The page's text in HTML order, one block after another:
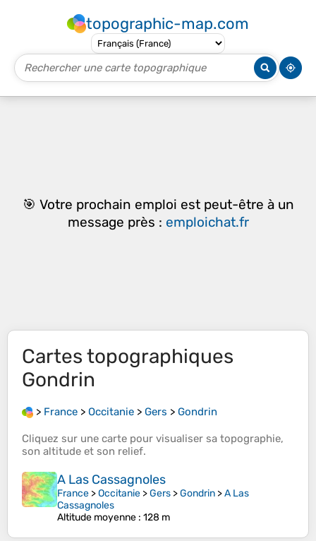
topographic-map.com
🎯 Votre prochain emploi est peut-être à un
message près : emploichat.fr
Cartes topographiques
Gondrin
> France > Occitanie > Gers > Gondrin
Cliquez sur une carte pour visualiser sa topographie,
son altitude et son relief.
A Las Cassagnoles
France >Occitanie >Gers >Gondrin >A Las
Cassagnoles
Altitude moyenne : 128 m